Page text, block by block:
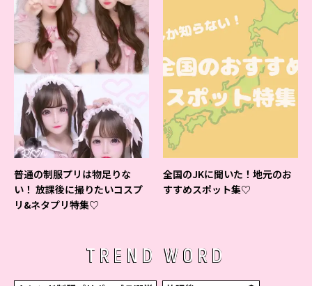
普通の制服プリは物足りな
い！ 放課後に撮りたいコスプ
リ&ネタプリ特集♡
全国のJKに聞いた！地元のお
すすめスポット集♡
TREND WORD